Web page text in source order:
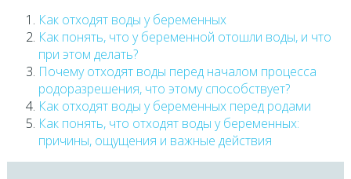
Как отходят воды у беременных
Как понять, что у беременной отошли воды, и что
при этом делать?
Почему отходят воды перед началом процесса
родоразрешения, что этому способствует?
Как отходят воды у беременных перед родами
Как понять, что отходят воды у беременных:
причины, ощущения и важные действия